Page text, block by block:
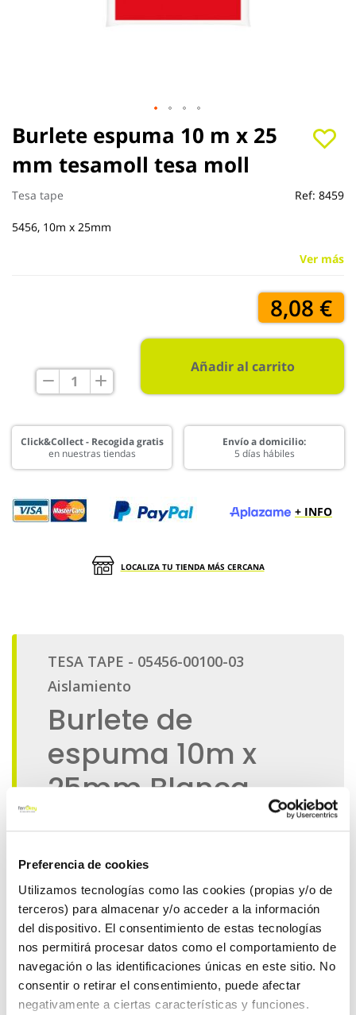
Preferencia de cookies
Utilizamos tecnologías como las cookies (propias y/o de
terceros) para almacenar y/o acceder a la información
del dispositivo. El consentimiento de estas tecnologías
nos permitirá procesar datos como el comportamiento de
navegación o las identificaciones únicas en este sitio. No
consentir o retirar el consentimiento, puede afectar
negativamente a ciertas características y funciones.
Burlete espuma 10 m x 25
mm tesamoll tesa moll
Tesa tape Ref: 8459
5456, 10m x 25mm
Ver más
8,08 €
Añadir al carrito
Click&Collect - Recogida gratis
en nuestras tiendas
Envío a domicilio:
5 días hábiles
+ INFO
LOCALIZA TU TIENDA MÁS CERCANA
Saltar
al
comienzo
de
la
de